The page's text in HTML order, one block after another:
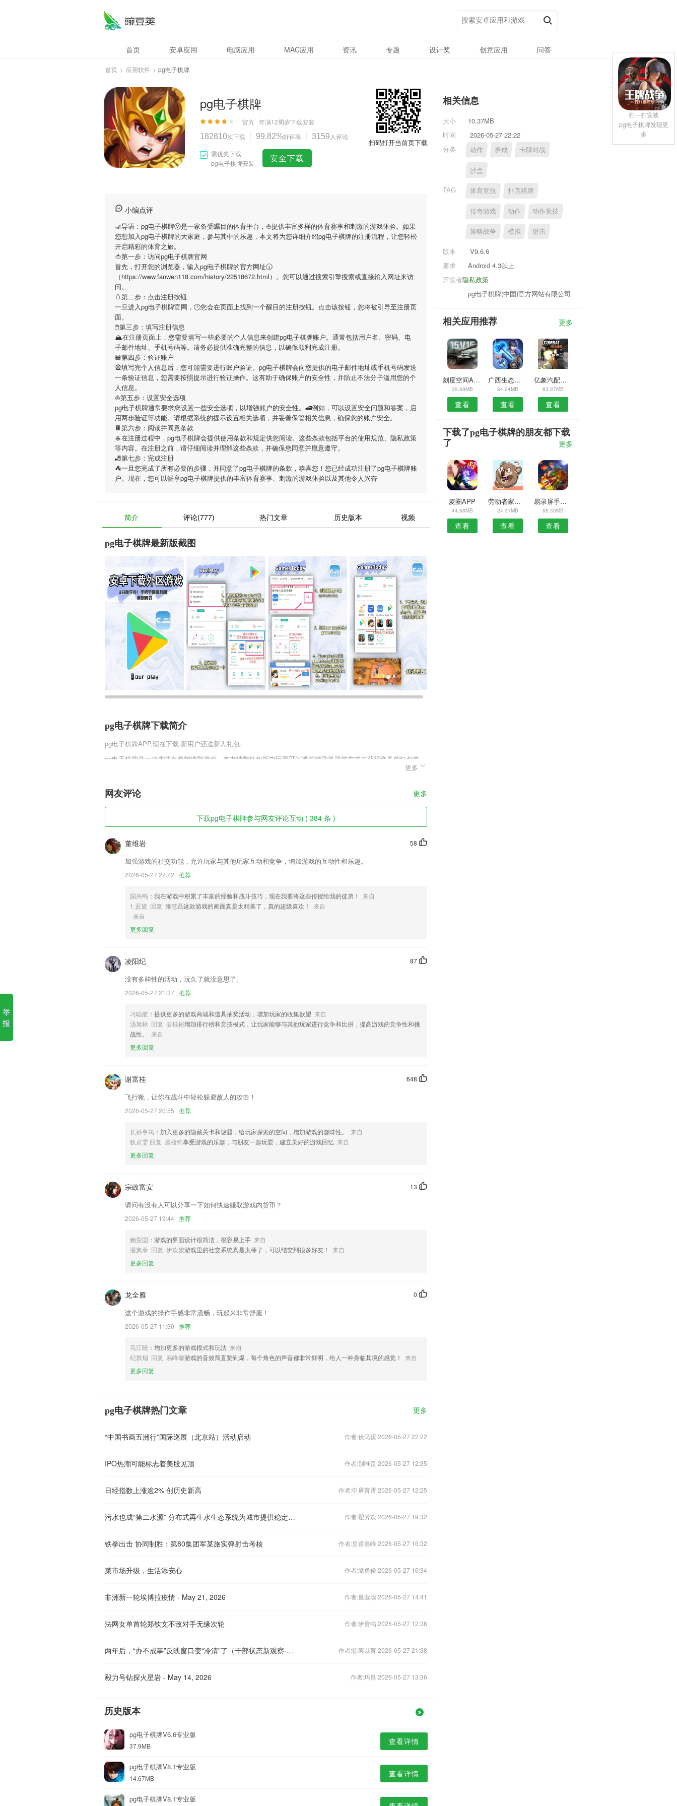
首页 安卓应用 电脑应用 MAC应用 资讯 专题 设计奖 创意应用 问答
首页 > 应用软件 > pg电子棋牌
pg电子棋牌
官方 年满12周岁下载安装
182810次下载 99.82%好评率 3159 人评论
需优先下载
pg电子棋牌安装
安全下载
扫码打开当前页下载
小编点评
🎢导语： pg电子棋牌Ⓜ是一家备受瞩目的体育平台，⛵️提供丰富多样的体育赛事和刺激的游戏体验。如果
您想加入pg电子棋牌的大家庭，参与其中的乐趣，本文将为您详细介绍pg电子棋牌的注册流程，让您轻松
开启精彩的体育之旅。
🍅第一步：访问pg电子棋牌官网
首先，打开您的浏览器，输入pg电子棋牌的官方网址🕡
（https://www.fanwen118.com/history/22518672.html）。您可以通过搜索引擎搜索或直接输入网址来访
问。
🥚第二步：点击注册按钮
一旦进入pg电子棋牌官网，🕛您会在页面上找到一个醒目的注册按钮。点击该按钮，您将被引导至注册页
面。
🖱第三步：填写注册信息
🏔在注册页面上，您需要填写一些必要的个人信息来创建pg电子棋牌账户。通常包括用户名、密码、电
子邮件地址、手机号码等。请务必提供准确完整的信息，以确保顺利完成注册。
🍔第四步：验证账户
🎡填写完个人信息后，您可能需要进行账户验证。 pg电子棋牌会向您提供的电子邮件地址或手机号码发送
一条验证信息，您需要按照提示进行验证操作。这有助于确保账户的安全性，并防止不法分子滥用您的个
人信息。
⛵️第五步：设置安全选项
pg电子棋牌通常要求您设置一些安全选项，以增强账户的安全性。🚄例如，可以设置安全问题和答案，启
用两步验证等功能。请根据系统的提示设置相关选项，并妥善保管相关信息，确保您的账户安全。
🍫第六步：阅读并同意条款
🥌在注册过程中， pg电子棋牌会提供使用条款和规定供您阅读。这些条款包括平台的使用规范、隐私政策
等内容。在注册之前，请仔细阅读并理解这些条款，并确保您同意并愿意遵守。
🎳第七步：完成注册
⛺一旦您完成了所有必要的步骤，并同意了pg电子棋牌的条款，恭喜您！您已经成功注册了pg电子棋牌账
户。现在，您可以畅享pg电子棋牌提供的丰富体育赛事、刺激的游戏体验以及其他令人兴奋
简介 评论(777) 热门文章 历史版本 视频
pg电子棋牌最新版截图
pg电子棋牌下载简介
pg电子棋牌APP,现在下载,新用户还送新人礼包.
pg电子棋牌是一款非常有趣的猜歌游戏，友友猜歌红包版中玩家可以通过猜歌答题的方式来获得许多的红包奖
励，这些红包你可以随时提现兑换现金，游戏的玩法内容非常的有趣，玩家在这里可以轻松闯关赚钱，突破的关
pg电子棋牌软件特色
2,从拥有超过850000张图片的并且还在不断增长的库中选择或使用您自己的图片;
3,使用塞尔维亚语手册来生存。所有重要的生存短语都包含在内。
4,【高效】一次认证、线上租车，就近取车省时80%。
5,线上的学习资源非常多，有专门为用户打造的最合理的科学学习方案。
pg电子棋牌软件优势
1.历年真题可以在这里找到和练习，每个题目的答案与解析可以实时查看；
2.全新升级设计风格，匠心独运大作。精英团队用心打造出先之学生0.更幽美的网页页面，更健全的作用，只求
3.可以搜索自己不会的习题答案和解析，学习更加的简单方便；
4.海量儿歌故事动画，亲子游戏早教启蒙大全，早教育儿必备，聪明宝宝都爱看，好听好看又好玩！
5.及时的了解不一样的教育信息，针对最全的教育资讯可以及时的在线查看，了解不同的教育模式
pg电子棋牌更新了什么?
证件照尺寸裁切，一张照片，所有尺寸
新增快速添加单击双击长按连击等操作的功能
优化回单功能，上传多张有保障；
开放更多热点
联系我们
以上就是pg电子棋牌的介绍，如果您喜欢这款软件，您可以到应用商店进行打分评论，说出您的使用经历，以帮
助我们更好的对产品进行优化修改。
更多
网友评论 更多
下载pg电子棋牌参与网友评论互动 ( 384 条 )
58
董维岩
加强游戏的社交功能，允许玩家与其他玩家互动和竞争，增加游戏的互动性和乐趣。
2026-05-27 22:22 推荐
国兴鸣 ：我在游戏中积累了丰富的经验和战斗技巧，现在我要将这些传授给我的徒弟！
来自
1.贡黛 回复 雍慧磊这款游戏的画面真是太精美了，真的超级喜欢！
来自
来自
更多回复
87
凌阳纪
没有多样性的活动，玩久了就没意思了。
2026-05-27 21:37 推荐
习聪航 ：提供更多的游戏商城和道具抽奖活动，增加玩家的收集欲望 来自
汤旭秋 回复 姜桂彬增加排行榜和竞技模式，让玩家能够与其他玩家进行竞争和比拼，提高游戏的竞争性和挑
战性。
来自
更多回复
648
谢富桂
飞行靴，让你在战斗中轻松躲避敌人的攻击！
2026-05-27 20:55 推荐
长孙亨筠 ：加入更多的隐藏关卡和谜题，给玩家探索的空间，增加游戏的趣味性。
来自
狄贞雯 回复 裘雄钧享受游戏的乐趣，与朋友一起玩耍，建立美好的游戏回忆 来自
更多回复
13
宗政富安
请问有没有人可以分享一下如何快速赚取游戏内货币？
2026-05-27 19:44 推荐
鲍萱固 ：游戏的界面设计很简洁，很容易上手 来自
湛岚泰 回复 伊欢姣游戏里的社交系统真是太棒了，可以结交到很多好友！
来自
更多回复
0
龙全雁
这个游戏的操作手感非常流畅，玩起来非常舒服！
2026-05-27 11:30 推荐
马江晓 ：增加更多的游戏模式和玩法 来自
纪群烟 回复 易峰馨游戏的音效简直赞到爆，每个角色的声音都非常鲜明，给人一种身临其境的感觉！
来自
更多回复
pg电子棋牌热门文章 更多
“中国书画五洲行”国际巡展（北京站）活动启动 作者:伏民瑗 2026-05-27 22:22
IPO热潮可能标志着美股见顶 作者:别唯贵 2026-05-27 12:35
日经指数上涨逾2% 创历史新高 作者:申屠育霄 2026-05-27 12:25
污水也成“第二水源” 分布式再生水生态系统为城市提供稳定第二水源 作者:翟芳欢 2026-05-27 19:32
铁拳出击 协同制胜：第80集团军某旅实弹射击考核 作者:皇甫嘉峰 2026-05-27 16:32
菜市场升级，生活添安心 作者:党勇俊 2026-05-27 16:34
非洲新一轮埃博拉疫情 - May 21, 2026 作者:昌萱聪 2026-05-27 14:41
法网女单首轮郑钦文不敌对手无缘次轮 作者:伊贵鸣 2026-05-27 12:38
两年后，“办不成事”反映窗口变“冷清”了（干部状态新观察·走进一线探作风） 作者:徐离以育 2026-05-27 21:38
毅力号钻探火星岩 - May 14, 2026 作者:玛昌 2026-05-27 13:36
历史版本
pg电子棋牌V6.6专业版
37.9MB 查看详情
pg电子棋牌V8.1专业版
14.67MB 查看详情
pg电子棋牌V8.1专业版
相关信息
大小
10.37MB
时间
2026-05-27 22:22
分类
动作 养成 卡牌对战
沙盒
TAG 体育竞技 扑克棋牌
传奇游戏 动作 动作竞技
策略战争 模拟 射击
版本
V9.6.6
要求
Android 4.3以上
隐私政策
开发者
pg电子棋牌(中国)官方网站有限公司
相关应用推荐 更多
刻度空间APP
39.69MB
查看
广西生态种植养殖APP
84.24MB
查看
亿象汽配城商家APP
83.37MB
查看
下载了pg电子棋牌的朋友都下载
了
更多
麦圈APP
44.68MB
查看
劳动者家园APP
24.31MB
查看
易录屏手机版
68.33MB
查看
扫一扫安装
pg电子棋牌发现更
多
举
报